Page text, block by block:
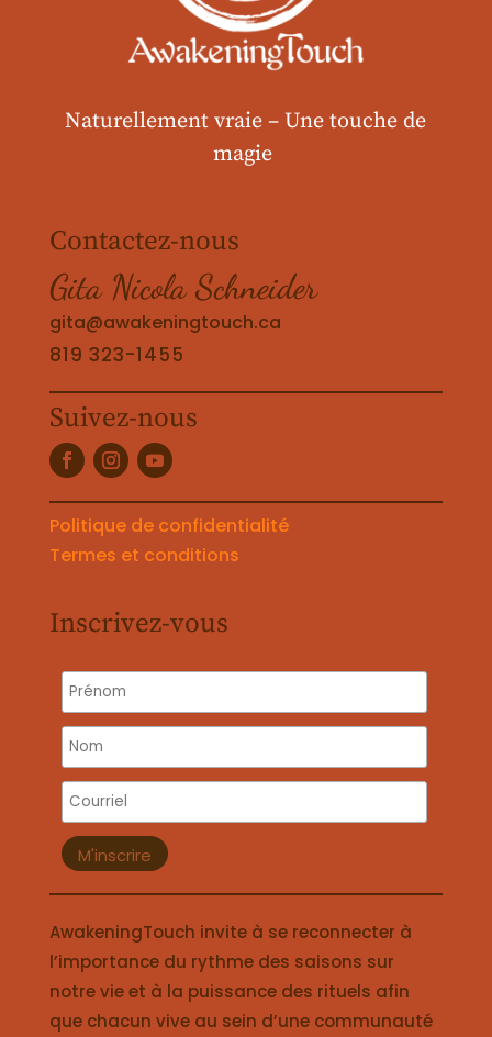
Naturellement vraie – Une touche de
magie
Contactez-nous
Gita Nicola Schneider
gita@awakeningtouch.ca
819 323-1455
Suivez-nous
Politique de confidentialité
Termes et conditions
Inscrivez-vous
AwakeningTouch invite à se reconnecter à
l’importance du rythme des saisons sur
notre vie et à la puissance des rituels afin
que chacun vive au sein d’une communauté